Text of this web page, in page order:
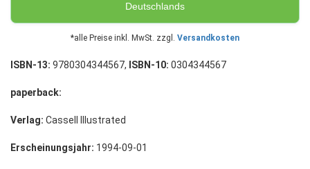
Deutschlands
*alle Preise inkl. MwSt. zzgl. Versandkosten
ISBN-13: 9780304344567, ISBN-10: 0304344567
paperback:
Verlag: Cassell Illustrated
Erscheinungsjahr: 1994-09-01